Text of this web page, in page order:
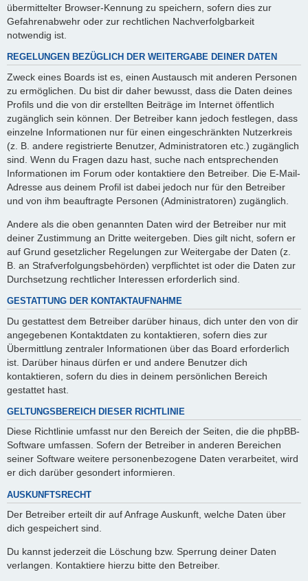
übermittelter Browser-Kennung zu speichern, sofern dies zur
Gefahrenabwehr oder zur rechtlichen Nachverfolgbarkeit
notwendig ist.
REGELUNGEN BEZÜGLICH DER WEITERGABE DEINER DATEN
Zweck eines Boards ist es, einen Austausch mit anderen Personen
zu ermöglichen. Du bist dir daher bewusst, dass die Daten deines
Profils und die von dir erstellten Beiträge im Internet öffentlich
zugänglich sein können. Der Betreiber kann jedoch festlegen, dass
einzelne Informationen nur für einen eingeschränkten Nutzerkreis
(z. B. andere registrierte Benutzer, Administratoren etc.) zugänglich
sind. Wenn du Fragen dazu hast, suche nach entsprechenden
Informationen im Forum oder kontaktiere den Betreiber. Die E-Mail-
Adresse aus deinem Profil ist dabei jedoch nur für den Betreiber
und von ihm beauftragte Personen (Administratoren) zugänglich.
Andere als die oben genannten Daten wird der Betreiber nur mit
deiner Zustimmung an Dritte weitergeben. Dies gilt nicht, sofern er
auf Grund gesetzlicher Regelungen zur Weitergabe der Daten (z.
B. an Strafverfolgungsbehörden) verpflichtet ist oder die Daten zur
Durchsetzung rechtlicher Interessen erforderlich sind.
GESTATTUNG DER KONTAKTAUFNAHME
Du gestattest dem Betreiber darüber hinaus, dich unter den von dir
angegebenen Kontaktdaten zu kontaktieren, sofern dies zur
Übermittlung zentraler Informationen über das Board erforderlich
ist. Darüber hinaus dürfen er und andere Benutzer dich
kontaktieren, sofern du dies in deinem persönlichen Bereich
gestattet hast.
GELTUNGSBEREICH DIESER RICHTLINIE
Diese Richtlinie umfasst nur den Bereich der Seiten, die die phpBB-
Software umfassen. Sofern der Betreiber in anderen Bereichen
seiner Software weitere personenbezogene Daten verarbeitet, wird
er dich darüber gesondert informieren.
AUSKUNFTSRECHT
Der Betreiber erteilt dir auf Anfrage Auskunft, welche Daten über
dich gespeichert sind.
Du kannst jederzeit die Löschung bzw. Sperrung deiner Daten
verlangen. Kontaktiere hierzu bitte den Betreiber.